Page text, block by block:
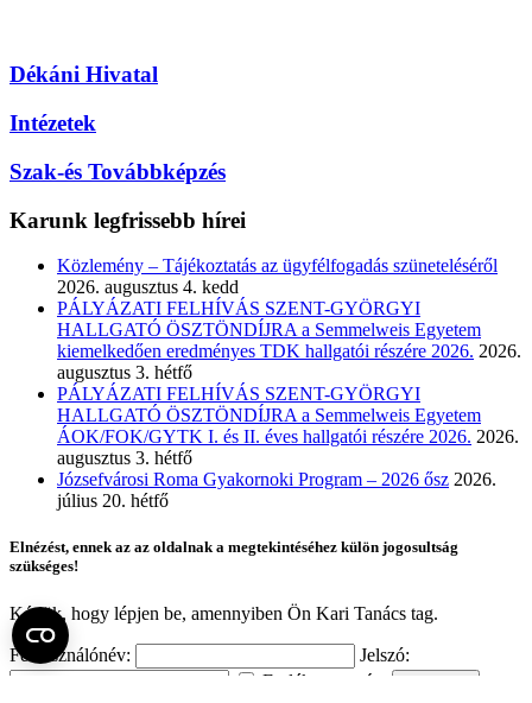
Dékáni Hivatal
Intézetek
Szak-és Továbbképzés
Karunk legfrissebb hírei
Közlemény – Tájékoztatás az ügyfélfogadás szüneteléséről
2026. augusztus 4. kedd
PÁLYÁZATI FELHÍVÁS SZENT-GYÖRGYI
HALLGATÓ ÖSZTÖNDÍJRA a Semmelweis Egyetem
kiemelkedően eredményes TDK hallgatói részére 2026. 2026.
augusztus 3. hétfő
PÁLYÁZATI FELHÍVÁS SZENT-GYÖRGYI
HALLGATÓ ÖSZTÖNDÍJRA a Semmelweis Egyetem
ÁOK/FOK/GYTK I. és II. éves hallgatói részére 2026. 2026.
augusztus 3. hétfő
Józsefvárosi Roma Gyakornoki Program – 2026 ősz 2026.
július 20. hétfő
Elnézést, ennek az az oldalnak a megtekintéséhez külön jogosultság
szükséges!
Kérjük, hogy lépjen be, amennyiben Ön Kari Tanács tag.
Felhasználónév:
Jelszó:
Emlékezzen rám